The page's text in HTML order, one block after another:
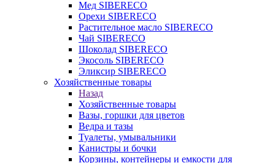
Мед SIBERECO
Орехи SIBERECO
Растительное масло SIBERECO
Чай SIBERECO
Шоколад SIBERECO
Экосоль SIBERECO
Эликсир SIBERECO
Хозяйственные товары
Назад
Хозяйственные товары
Вазы, горшки для цветов
Ведра и тазы
Туалеты, умывальники
Канистры и бочки
Корзины, контейнеры и емкости для